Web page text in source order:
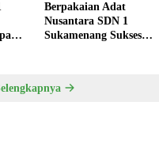
Berpakaian Adat
Nusantara SDN 1
Sukamenang Sukses